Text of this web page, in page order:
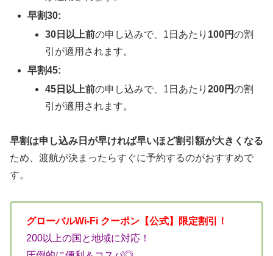
早割30:
30日以上前の申し込みで、1日あたり 100円の割
引が適用されます。
早割45:
45日以上前の申し込みで、1日あたり200円の割
引が適用されます。
早割は申し込み日が早ければ早いほど割引額が大きくなる
ため、渡航が決まったらすぐに予約するのがおすすめで
す。
グローバルWi-Fi クーポン【公式】限定割引！
200以上の国と地域に対応！